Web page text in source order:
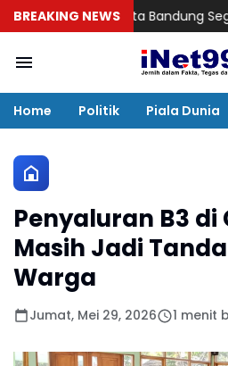
BREAKING NEWS
PP Kota Bandung Segel
Home Politik Piala Dunia
Penyaluran B3 di
Masih Jadi
Warga
Jumat, Mei 29, 2026 1 menit